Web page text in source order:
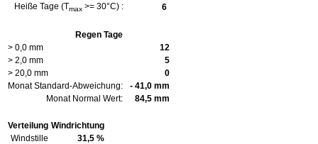
Heiße Tage (Tmax >= 30°C) : 6
Regen Tage
> 0,0 mm
12
> 2,0 mm
5
> 20,0 mm
0
Monat Standard-Abweichung:
- 41,0 mm
Monat Normal Wert:
84,5 mm
Verteilung Windrichtung
Windstille
31,5 %